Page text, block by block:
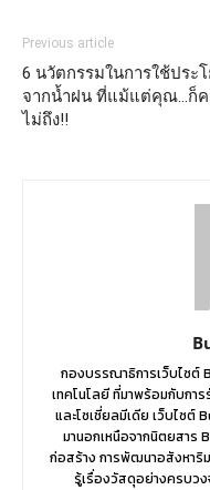
Previous article
6 นวัตกรรมในการใช้ประ
จากน้ำฝน ที่แม้แต่คุณ…ก็
ไม่ถึง!!
กองบรรณาธิการเว็บไซต์
เทคโนโลยี ที่มาพร้อมกับกา
และโซเชี่ยลมีเดีย เว็บไซต์
มานอกเหนือจากนิตยสาร
ก่อสร้าง การพัฒนาอสังหา
รู้เรื่องวัสดุอย่างครบว